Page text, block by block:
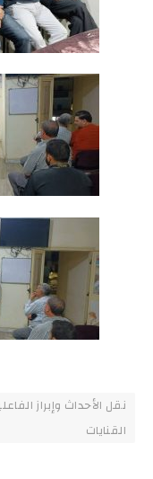
نقل الأحداث وإبراز
القنايات